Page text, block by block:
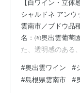
【白ワイン・立
シャルドネ アンウ
雲南市／ブドウ品
名：㈲奥出雲葡萄
た、透明感のある
青りんごの爽やか
広がる。◆味わい
#奥出雲ワイン #
#島根県雲南市 #